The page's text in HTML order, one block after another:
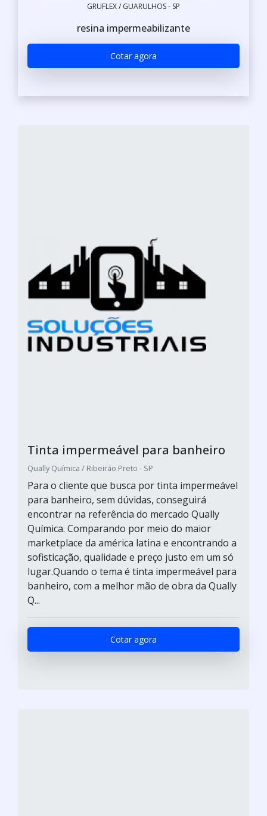
GRUFLEX / GUARULHOS - SP
resina impermeabilizante
Cotar agora
Tinta impermeável para banheiro
Qually Química / Ribeirão Preto - SP
Para o cliente que busca por tinta impermeável
para banheiro, sem dúvidas, conseguirá
encontrar na referência do mercado Qually
Química. Comparando por meio do maior
marketplace da américa latina e encontrando a
sofisticação, qualidade e preço justo em um só
lugar.Quando o tema é tinta impermeável para
banheiro, com a melhor mão de obra da Qually
Q...
Cotar agora